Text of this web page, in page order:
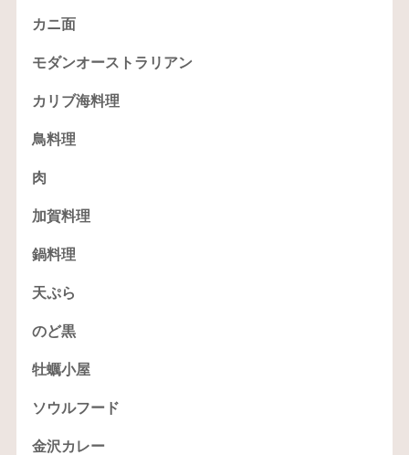
カニ面
モダンオーストラリアン
カリブ海料理
鳥料理
肉
加賀料理
鍋料理
天ぷら
のど黒
牡蠣小屋
ソウルフード
金沢カレー